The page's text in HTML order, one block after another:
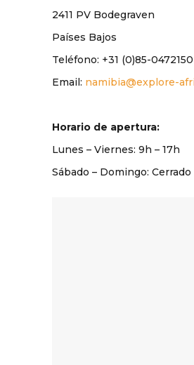
2411 PV Bodegraven
Países Bajos
Teléfono: +31 (0)85-0472150
Email: namibia@explore-
Horario de apertura:
Lunes – Viernes: 9 h – 17h
Sábado – Domingo: Cerrado